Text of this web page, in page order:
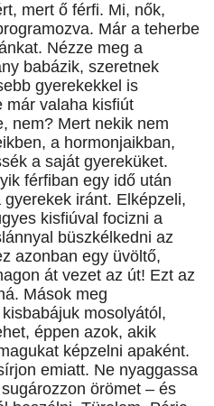
mert ő férfi. Mi, nők,
Már a teherbe
Nézze meg a
babázik, szeretnek
gyerekekkel is
már valaha kisfiút
nem? Mert nekik nem
a hormonjaikban,
a saját gyereküket.
férfiban egy idő után
iránt. Elképzeli,
kisfiúval focizni a
büszkélkedni az
azonban egy üvöltő,
át vezet az út! Ezt az
Mások meg
mosolyától,
éppen azok, akik
képzelni apaként.
emiatt. Ne nyaggassa
örömet – és